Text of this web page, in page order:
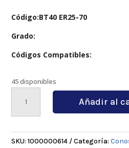
Código:BT40 ER25-70
Grado:
Códigos Compatibles:
45 disponibles
ER25-
70
Añadir al
SKU:1000000614 Categoría: